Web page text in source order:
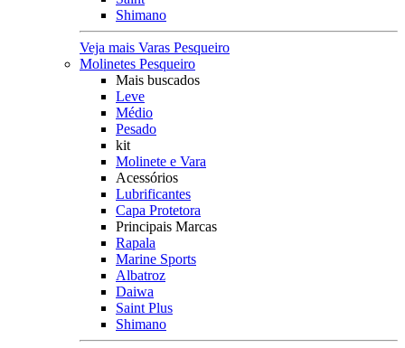
Shimano
Veja mais Varas Pesqueiro
Molinetes Pesqueiro
Mais buscados
Leve
Médio
Pesado
kit
Molinete e Vara
Acessórios
Lubrificantes
Capa Protetora
Principais Marcas
Rapala
Marine Sports
Albatroz
Daiwa
Saint Plus
Shimano